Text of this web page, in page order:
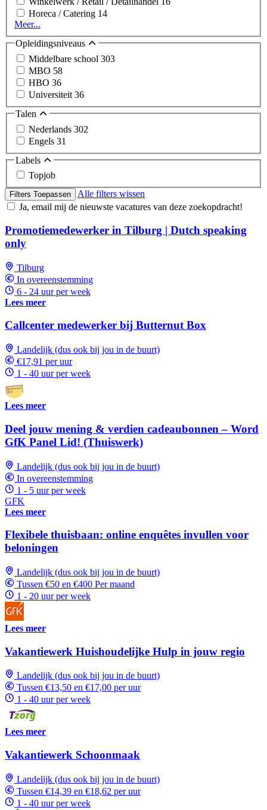
Horeca / Catering 14
Meer...
Opleidingsniveaus
Middelbare school 303
MBO 58
HBO 36
Universiteit 36
Talen
Nederlands 302
Engels 31
Labels
Topjob
Filters Toepassen
Alle filters wissen
Ja, email mij de nieuwste vacatures van deze zoekopdracht!
Promotiemedewerker in Tilburg | Dutch speaking
only
Tilburg
In overeenstemming
6 - 24 uur per week
Lees meer
Callcenter medewerker bij Butternut Box
Landelijk (dus ook bij jou in de buurt)
€17,91 per uur
1 - 40 uur per week
Lees meer
Deel jouw mening & verdien cadeaubonnen – Word
GfK Panel Lid! (Thuiswerk)
Landelijk (dus ook bij jou in de buurt)
In overeenstemming
1 - 5 uur per week
GFK
Lees meer
Flexibele thuisbaan: online enquêtes invullen voor
beloningen
Landelijk (dus ook bij jou in de buurt)
Tussen €50 en €400 Per maand
1 - 20 uur per week
Lees meer
Vakantiewerk Huishoudelijke Hulp in jouw regio
Landelijk (dus ook bij jou in de buurt)
Tussen €13,50 en €17,00 per uur
1 - 40 uur per week
Lees meer
Vakantiewerk Schoonmaak
Landelijk (dus ook bij jou in de buurt)
Tussen €14,39 en €18,62 per uur
1 - 40 uur per week